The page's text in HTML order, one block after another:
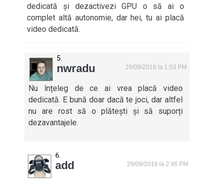
dedicată și dezactivezi GPU o să ai o
complet altă autonomie, dar hei, tu ai placă
video dedicată.
nwradu 29/09/2016 la 1:53 PM
Nu înțeleg de ce ai vrea placă video
dedicată. E bună doar dacă te joci, dar altfel
nu are rost să o plătești și să suporți
dezavantajele.
add 29/09/2016 la 2:46 PM